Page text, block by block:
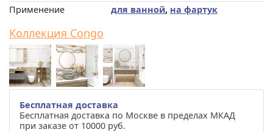
Применение
для ванной, на фартук
Коллекция Congo
Бесплатная доставка
Бесплатная доставка по Москве в пределах МКАД
при заказе от 10000 руб.